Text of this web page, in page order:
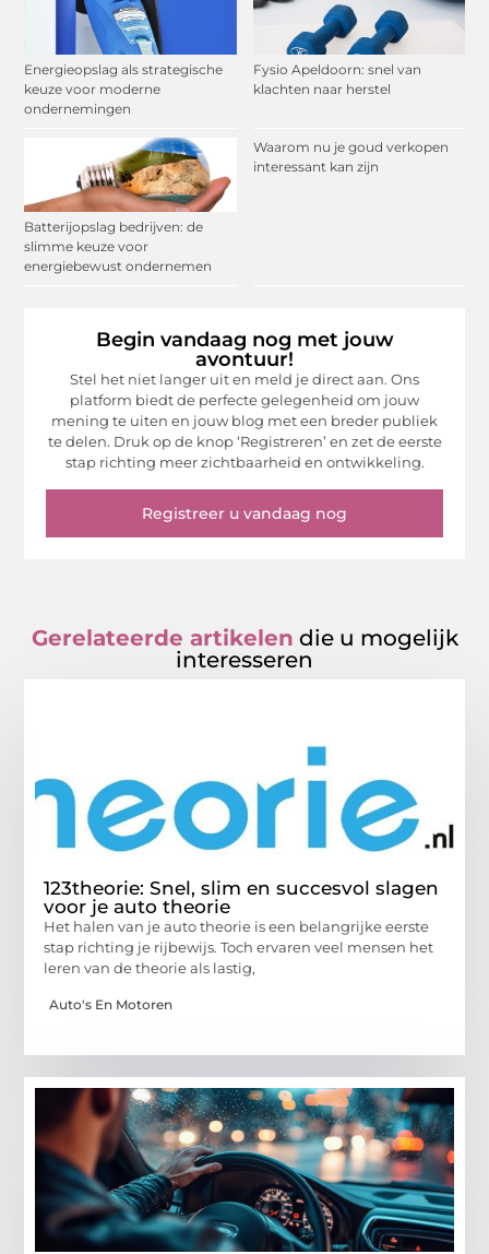
Energieopslag als strategische
keuze voor moderne
ondernemingen
Fysio Apeldoorn: snel van
klachten naar herstel
Batterijopslag bedrijven: de
slimme keuze voor
energiebewust ondernemen
Waarom nu je goud verkopen
interessant kan zijn
Begin vandaag nog met jouw
avontuur!
Stel het niet langer uit en meld je direct aan. Ons
platform biedt de perfecte gelegenheid om jouw
mening te uiten en jouw blog met een breder publiek
te delen. Druk op de knop ‘Registreren’ en zet de eerste
stap richting meer zichtbaarheid en ontwikkeling.
Registreer u vandaag nog
Gerelateerde artikelen die u mogelijk
interesseren
123theorie: Snel, slim en succesvol slagen
voor je auto theorie
Het halen van je auto theorie is een belangrijke eerste
stap richting je rijbewijs. Toch ervaren veel mensen het
leren van de theorie als lastig,
Auto's En Motoren